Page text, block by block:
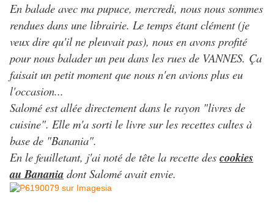
En balade avec ma pupuce, mercredi, nous nous sommes
rendues dans une librairie. Le temps étant clément (je
veux dire qu'il ne pleuvait pas), nous en avons profité
pour nous balader un peu dans les rues de VANNES. Ça
faisait un petit moment que nous n'en avions plus eu
l'occasion...
Salomé est allée directement dans le rayon "livres de
cuisine". Elle m'a sorti le livre sur les recettes cultes à
base de "Banania".
En le feuilletant, j'ai noté de tête la recette des cookies
au Banania dont Salomé avait envie.